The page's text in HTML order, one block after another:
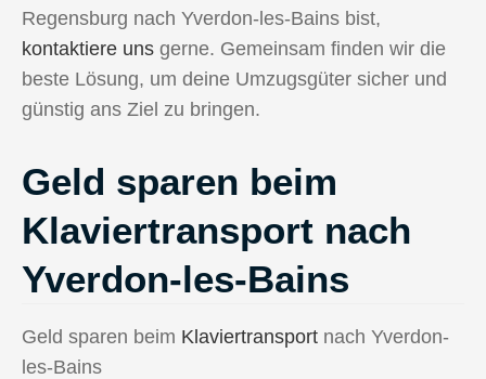
Regensburg nach Yverdon-les-Bains bist,
kontaktiere uns gerne. Gemeinsam finden wir die
beste Lösung, um deine Umzugsgüter sicher und
günstig ans Ziel zu bringen.
Geld sparen beim
Klaviertransport nach
Yverdon-les-Bains
Geld sparen beim Klaviertransport nach Yverdon-
les-Bains